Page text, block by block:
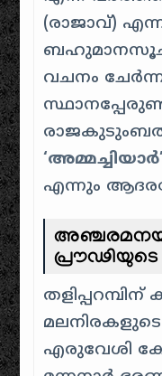
(രാജാവ്)
വചനം
‘അമ്മച്ചിയാർ’
എന്നും
പ്രൗഢിയുടെ
എരുവേശി